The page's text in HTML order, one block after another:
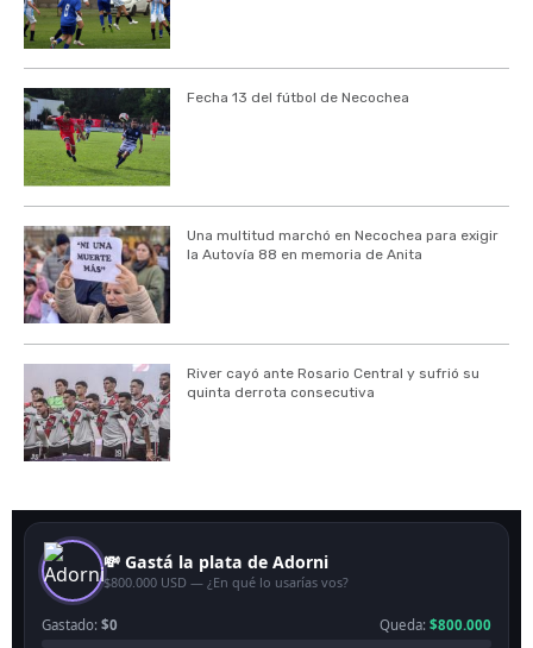
Fecha 13 del fútbol de Necochea
Una multitud marchó en Necochea para exigir
la Autovía 88 en memoria de Anita
River cayó ante Rosario Central y sufrió su
quinta derrota consecutiva